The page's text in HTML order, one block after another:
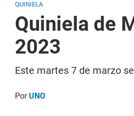
QUINIELA
Quiniela de
2023
Este martes 7 de marzo
PorUNO